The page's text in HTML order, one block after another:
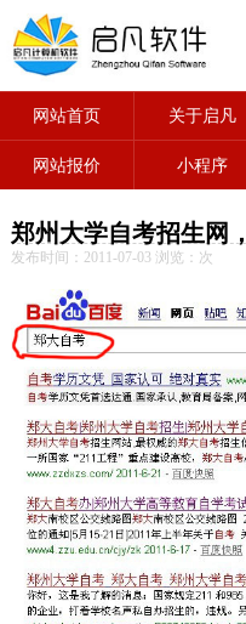
网站首页 关于启凡
网站报价 小程序
郑州大学自考招生网
发布时间：2011-07-03 浏览： 次